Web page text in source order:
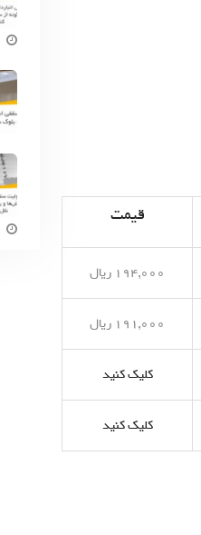
قیمت
۱۹۴,۰۰۰ ریال
۱۹۱,۰۰۰ ریال
کلیک کنید
کلیک کنید